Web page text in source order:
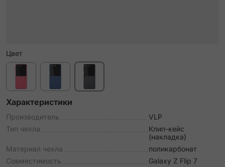
Цвет
Характеристики
Производитель
VLP
Тип чехла
Клип-кейс
(накладка)
Материал чехла
поликарбонат
Совместимость
Galaxy Z Flip 7